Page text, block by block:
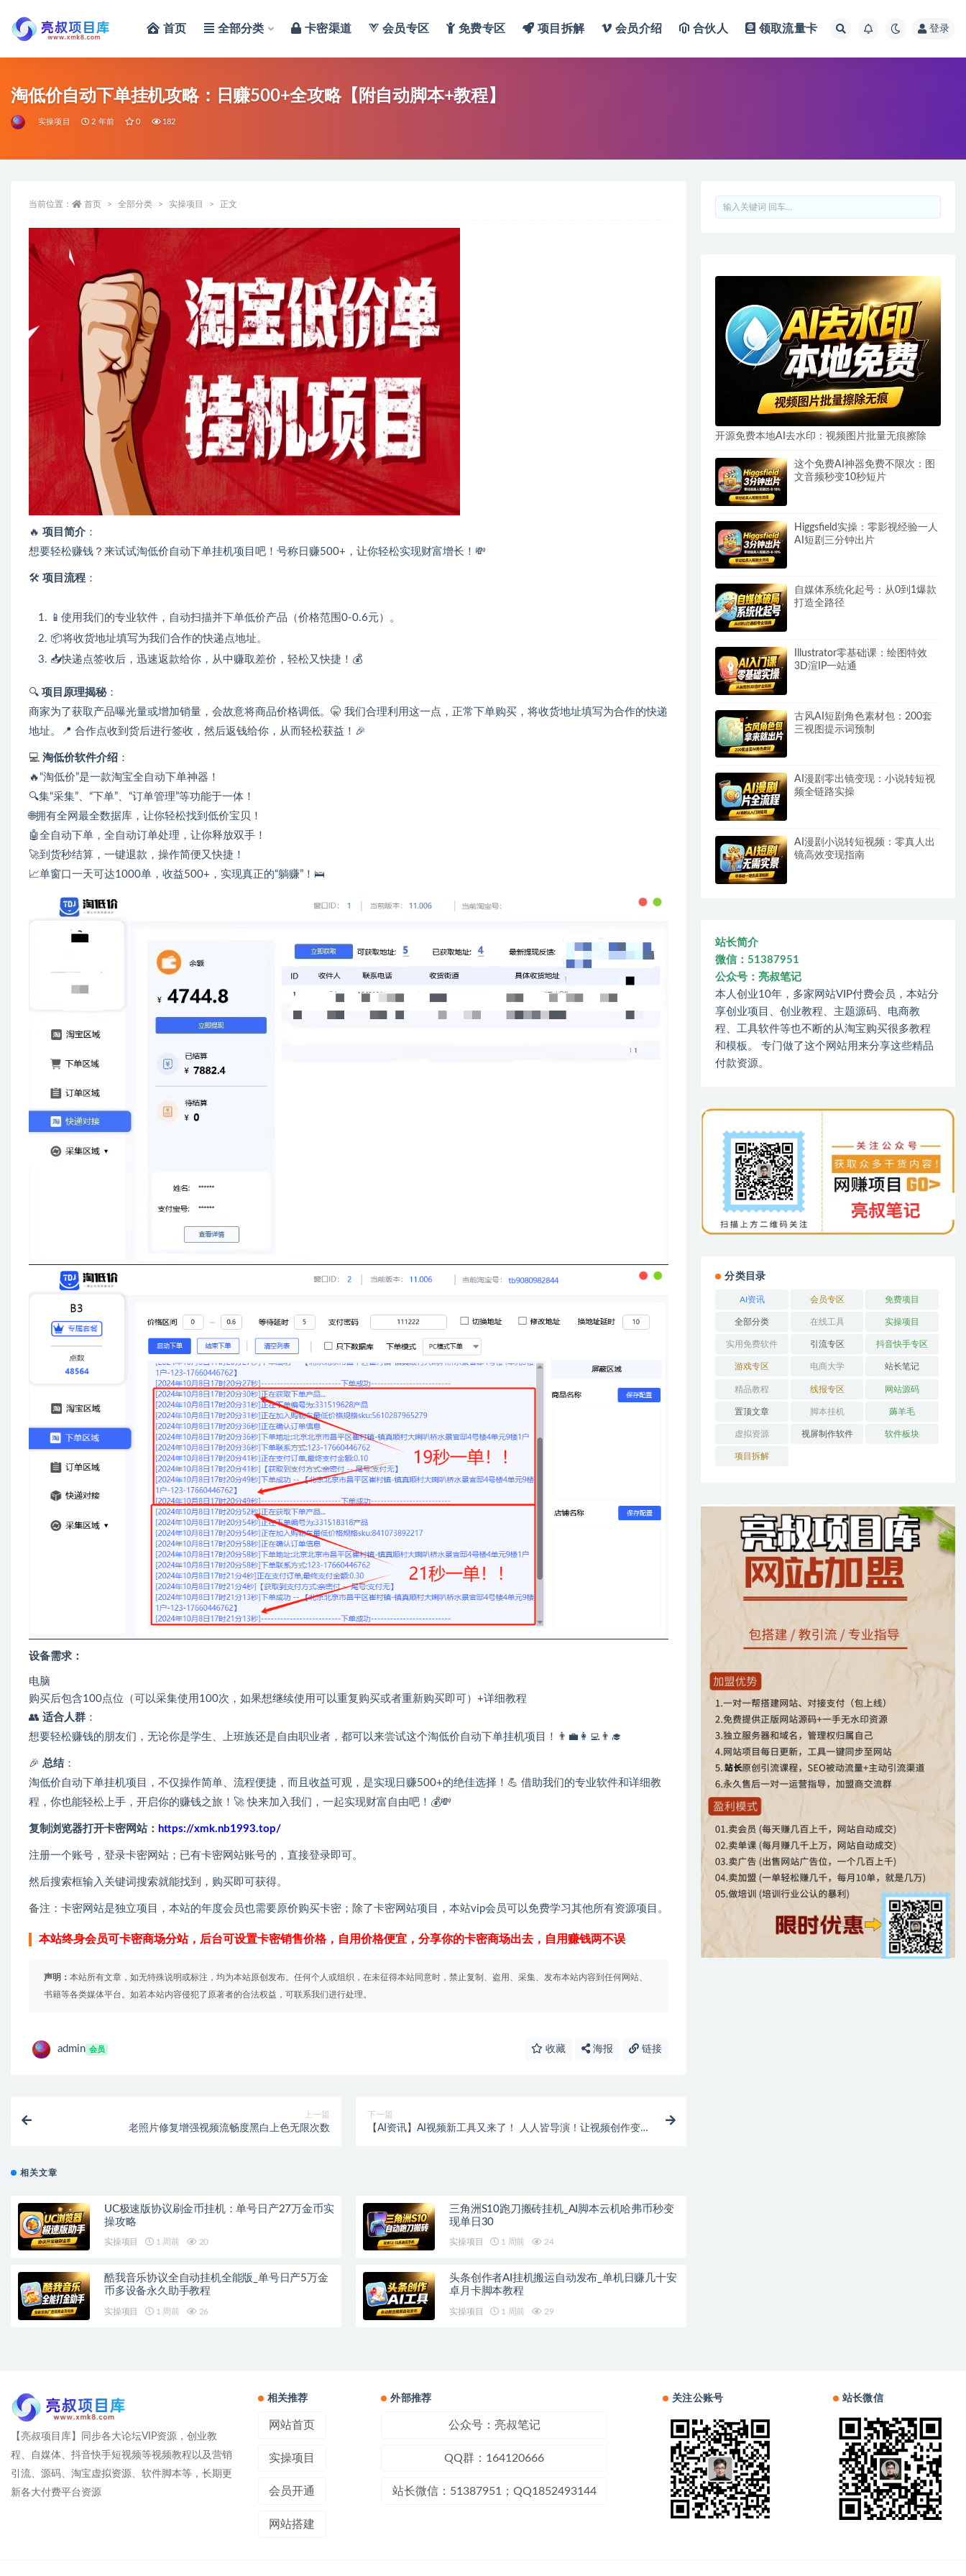
首页 全部分类 卡密渠道 会员专区 免费专区 项目拆解 会员介绍 合伙人 领取流量卡 登录
淘低价自动下单挂机攻略：日赚500+全攻略【附自动脚本+教程】
实操项目 2 年前 0 182
当前位置： 首页 全部分类 实操项目 正文
🔥 项目简介 ：
想要轻松赚钱？来试试淘低价自动下单挂机项目吧！号称日赚500+，让你轻松实现财富增长！💸
🛠️ 项目流程 ：
📱使用我们的专业软件，自动扫描并下单低价产品（价格范围0-0.6元）。
📦将收货地址填写为我们合作的快递点地址。
📥快递点签收后，迅速返款给你，从中赚取差价，轻松又快捷！💰
🔍 项目原理揭秘：
商家为了获取产品曝光量或增加销量，会故意将商品价格调低。🤫 我们合理利用这一点，正常下单购买，将收货地址填写为合作的快递
地址。📍 合作点收到货后进行签收，然后返钱给你，从而轻松获益！🎉
💻 淘低价软件介绍 ：
🔥“淘低价”是一款淘宝全自动下单神器！
🔍集“采集”、“下单”、“订单管理”等功能于一体！
🌐拥有全网最全数据库，让你轻松找到低价宝贝！
🤖全自动下单，全自动订单处理，让你释放双手！
🚀到货秒结算，一键退款，操作简便又快捷！
📈单窗口一天可达1000单，收益500+，实现真正的“躺赚”！🛌
设备需求：
电脑
购买后包含100点位（可以采集使用100次，如果想继续使用可以重复购买或者重新购买即可）+详细教程
👥 适合人群 ：
想要轻松赚钱的朋友们，无论你是学生、上班族还是自由职业者，都可以来尝试这个淘低价自动下单挂机项目！👨‍💼👩‍💻👨‍🎓
🎉 总结：
淘低价自动下单挂机项目，不仅操作简单、流程便捷，而且收益可观，是实现日赚500+的绝佳选择！💪 借助我们的专业软件和详细教
程，你也能轻松上手，开启你的赚钱之旅！🚀 快来加入我们，一起实现财富自由吧！💰💸
复制浏览器打开卡密网站： https://xmk.nb1993.top/
注册一个账号，登录卡密网站；已有卡密网站账号的，直接登录即可。
然后搜索框输入关键词搜索就能找到，购买即可获得。
备注：卡密网站是独立项目，本站的年度会员也需要原价购买卡密；除了卡密网站项目，本站vip会员可以免费学习其他所有资源项目。
本站终身会员可卡密商场分站，后台可设置卡密销售价格，自用价格便宜，分享你的卡密商场出去，自用赚钱两不误
声明： 本站所有文章，如无特殊说明或标注，均为本站原创发布。任何个人或组织，在未征得本站同意时，禁止复制、盗用、采集、发布本站内容到任何网站、
书籍等各类媒体平台。如若本站内容侵犯了原著者的合法权益，可联系我们进行处理。
admin 会员 收藏 海报 链接
上一篇
老照片修复增强视频流畅度黑白上色无限次数
下一篇
【AI资讯】AI视频新工具又来了！ 人人皆导演！让视频创作变得
相关文章
UC极速版协议刷金币挂机：单号日产27万金币实
操攻略
实操项目 1 周前 20
三角洲S10跑刀搬砖挂机_AI脚本云机哈弗币秒变
现单日30
实操项目 1 周前 24
酷我音乐协议全自动挂机全能版_单号日产5万金
币多设备永久助手教程
实操项目 1 周前 26
头条创作者AI挂机搬运自动发布_单机日赚几十安
卓月卡脚本教程
实操项目 1 周前 29
开源免费本地AI去水印：视频图片批量无痕擦除
这个免费AI神器免费不限次：图
文音频秒变10秒短片
Higgsfield实操：零影视经验一人
AI短剧三分钟出片
自媒体系统化起号：从0到1爆款
打造全路径
Illustrator零基础课：绘图特效
3D渲IP一站通
古风AI短剧角色素材包：200套
三视图提示词预制
AI漫剧零出镜变现：小说转短视
频全链路实操
AI漫剧小说转短视频：零真人出
镜高效变现指南
站长简介
微信：51387951
公众号：亮叔笔记
本人创业10年，多家网站VIP付费会员，本站分
享创业项目、创业教程、主题源码、电商教
程、工具软件等也不断的从淘宝购买很多教程
和模板。 专门做了这个网站用来分享这些精品
付款资源。
分类目录
AI资讯 会员专区 免费项目
全部分类 在线工具 实操项目
实用免费软件 引流专区 抖音快手专区
游戏专区 电商大学 站长笔记
精品教程 线报专区 网站源码
置顶文章 脚本挂机 薅羊毛
虚拟资源 视屏制作软件 软件板块
项目拆解
【亮叔项目库】同步各大论坛VIP资源，创业教
程、自媒体、抖音快手短视频等视频教程以及营销
引流、源码、淘宝虚拟资源、软件脚本等，长期更
新各大付费平台资源
相关推荐
网站首页
实操项目
会员开通
网站搭建
外部推荐
公众号：亮叔笔记
QQ群：164120666
站长微信：51387951；QQ1852493144
关注公账号 站长微信